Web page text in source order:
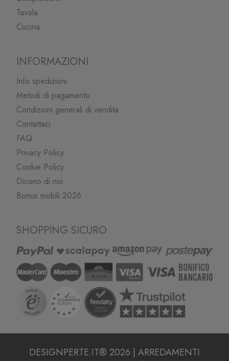
Tavola
Cucina
INFORMAZIONI
Info spedizioni
Metodi di pagamento
Condizioni generali di vendita
Contattaci
FAQ
Privacy Policy
Cookie Policy
Dicono di noi
Bonus mobili 2026
SHOPPING SICURO
DESIGNPERTE.IT® 2026 | ARREDAMENTI